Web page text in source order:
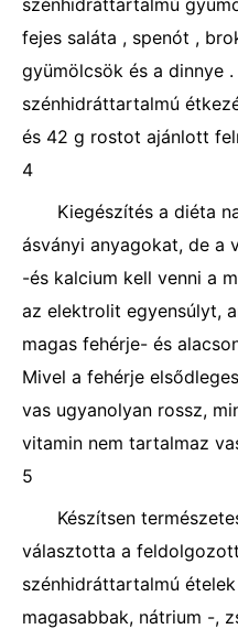
szénhidráttartalmú
fejes saláta , spenót ,
gyümölcsök és a dinnye
szénhidráttartalmú
és 42 g rostot ajánlott
4
Kiegészítés a diéta
ásványi anyagokat, de a
-és kalcium kell venni a
az elektrolit egyensúlyt,
magas fehérje- és
Mivel a fehérje
vas ugyanolyan rossz,
vitamin nem tartalmaz
5
Készítsen
választotta a
szénhidráttartalmú
magasabbak, nátrium -,